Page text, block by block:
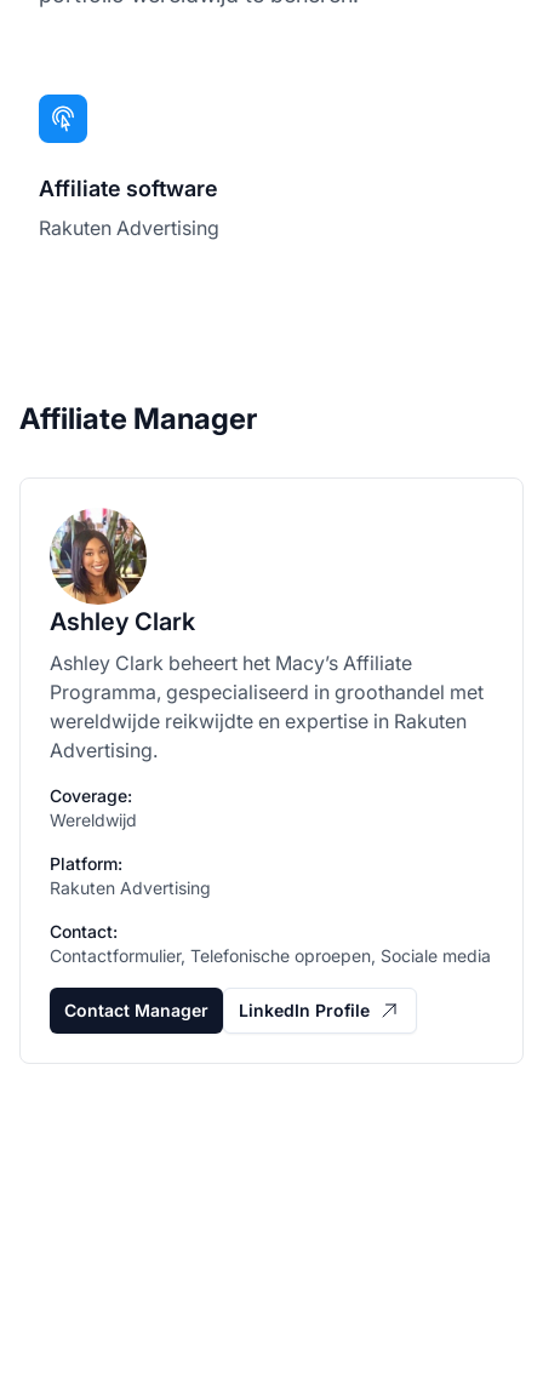
Affiliate software
Rakuten Advertising
Affiliate Manager
Ashley Clark
Ashley Clark beheert het Macy’s Affiliate
Programma, gespecialiseerd in groothandel met
wereldwijde reikwijdte en expertise in Rakuten
Advertising.
Coverage:
Wereldwijd
Platform:
Rakuten Advertising
Contact:
Contactformulier, Telefonische oproepen, Sociale media
Contact Manager LinkedIn Profile